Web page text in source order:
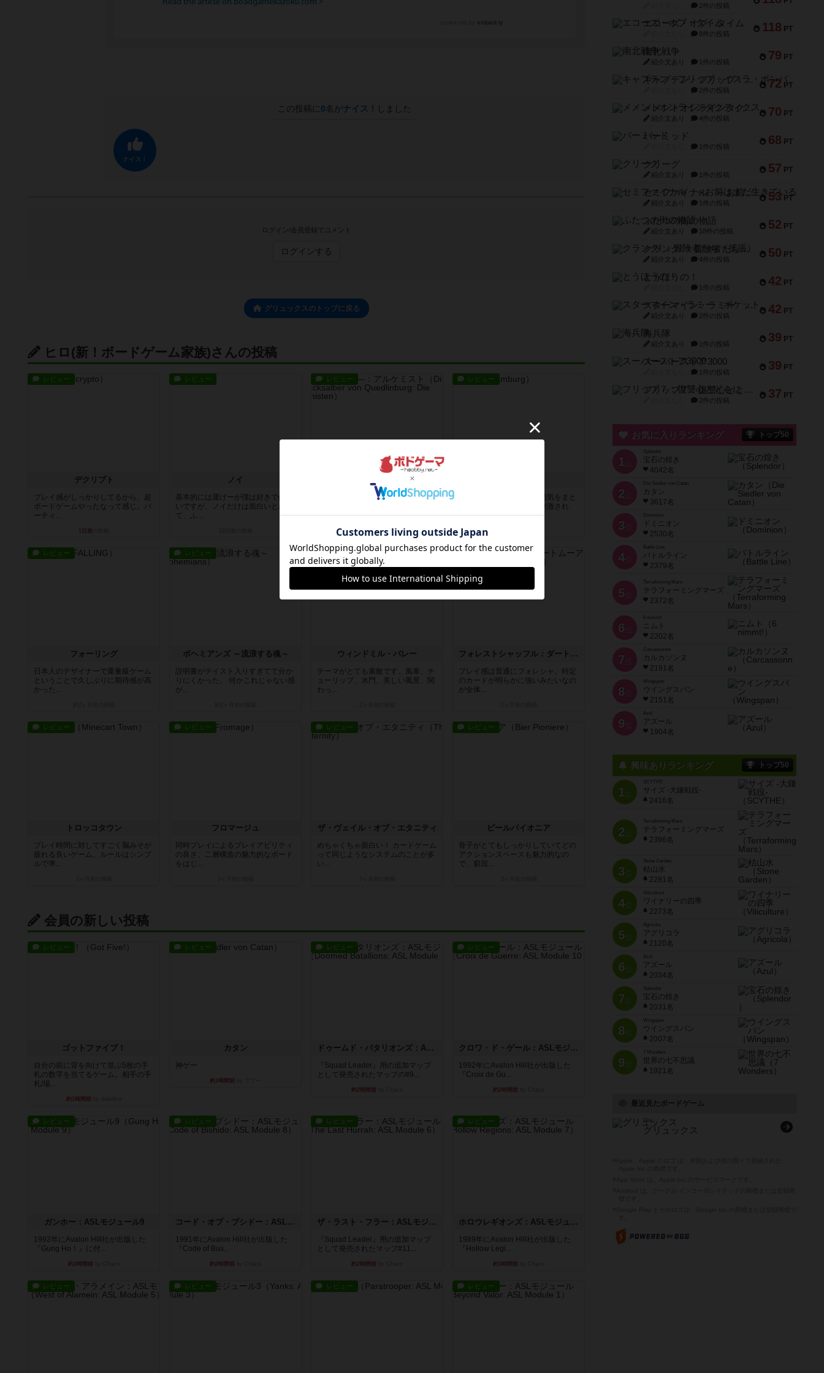
この投稿に 0名がナイス！ しました
ナイス！
ログイン/会員登録でコメント
ログインする
グリュックスのトップに戻る
ヒロ(新！ボードゲーム家族)さんの投稿
レビュー
デクリプト
プレイ感がしっかりしてるから、超
ボードゲームやったなって感じ。パ
ーティ...
1日前
レビュー
ノイ
基本的には運げーが僕は好きではな
いですが、ノイだけは面白いと感じ
て、ふ...
レビュー
クアックサルバ―：アルケミスト
ちょうど良い拡張だなと思った。拡
たり、...
28日前の投稿
レビュー
まず箱絵が面白そうな雰囲気をまと
っていて、遊びたい欲を刺激され
る。ルー...
レビュー
フォーリング
日本人のデザイナーで重量級ゲーム
ということで久しぶりに期待感が高
かった...
レビュー
ボヘミアンズ ～流浪する魂～
説明書がテイスト入りすぎてて分か
りにくかった。 何かこれじゃない感
が...
レビュー
ウィンドミル・バレー
テーマがとても素敵です。風車、チ
ューリップ、水門、美しい風景、関
わっ...
レビュー
フォレストシャッフル：ダートムーア
プレイ感は普通にフォレシャ。特定
のカードが明らかに強いみたいなの
が全体...
レビュー
トロッコタウン
プレイ時間に対してすごく脳みそが
疲れる良いゲーム。ルールはシンプ
ルで準...
レビュー
フロマージュ
同時プレイによるプレイアビリティ
の良さ、二層構造の魅力的なボード
をはじ...
レビュー
ザ・ヴェイル・オブ・エタニティ
めちゃくちゃ面白い！ カードゲーム
って同じようなシステムのことが多
い...
レビュー
ビールパイオニア
骨子がとてもしっかりしていてどの
アクションスペースも魅力的なの
で、窮屈...
会員の新しい投稿
レビュー
ゴットファイブ！
自分の前に背を向けて並ぶ5枚の手
札の数字を当てるゲーム。相手の手
札/場...
約1時間前
レビュー
カタン
神ゲー
約1時間前
レビュー
ドゥームド・バタリオンズ：ASLモジュール11
『Squad Leader』用の追加マップ
として発売されたマップの#9...
約2時間前
レビュー
クロワ・ド・ゲール：ASLモジュール10
1992年にAvalon Hill社が出版した
『Croix de Gu...
約2時間前
レビュー
ガンホー：ASLモジュール9
1992年にAvalon Hill社が出版した
『Gung Ho！』に付...
約2時間前
レビュー
コード・オブ・ブシドー：ASLモジュール8
1991年にAvalon Hill社が出版した
『Code of Bus...
約2時間前
レビュー
ザ・ラスト・フラー：ASLモジュール6
『Squad Leader』用の追加マップ
として発売されたマップ#11...
約2時間前
レビュー
ホロウレギオンズ：ASLモジュール7
1989年にAvalon Hill社が出版した
『Hollow Legi...
約3時間前
レビュー レビュー レビュー レビュー
2件の投稿
118 PT
エコーズ・オブ・タイム
8件の投稿
79 PT
南北戦争
紹介文あり 1件の投稿
72 PT
キャプテン・フリップ：イスラ・ボンバ
2件の投稿
70 PT
メメントオンラインタクティクス
紹介文あり 4件の投稿
68 PT
パーミッド
1件の投稿
57 PT
クリーグ
紹介文あり 1件の投稿
53 PT
セミファイナル ～お前はまだ生きている～
紹介文あり 1件の投稿
52 PT
ふたつの街の物語
紹介文あり 18件の投稿
50 PT
クランク! ：冒険者たち（拡張）
紹介文あり 4件の投稿
42 PT
とうほうの！
1件の投稿
42 PT
スターマイン・ラミー ポケット
紹介文あり 2件の投稿
39 PT
海兵隊
紹介文あり 1件の投稿
39 PT
スーパーストア3000
1件の投稿
37 PT
フリップ７：復讐心とともに
2件の投稿
お気に入りランキング トップ50
1 位
宝石の煌き
4042名
2 位
Die Siedler von Catan
カタン
3617名
3 位
ドミニオン
2530名
4位
Battle Line
バトルライン
2379名
5 位
Terraforming Mars
テラフォーミングマーズ
2372名
6 位
ニムト
2202名
7 位
Carcassonne
カルカソンヌ
2191名
8 位
Wingspan
ウイングスパン
2151名
9 位
Azul
アズール
1904名
興味ありランキング トップ50
1位
SCYTHE
サイズ -大鎌戦役-
2416名
2位
Terraforming Mars
テラフォーミングマーズ
2396名
3位
Stone Garden
枯山水
2281名
4位
Viticulture
ワイナリーの四季
2273名
5位
Agricola
アグリコラ
2120名
6位
Azul
アズール
2034名
7位
宝石の煌き
2031名
8位
Wingspan
ウイングスパン
2007名
9位
7 Wonders
世界の七不思議
1921名
最近見たボードゲーム
Glüx
グリュックス